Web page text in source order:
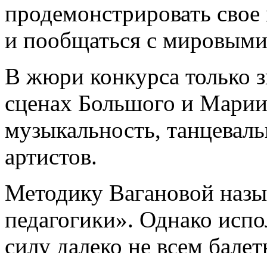
продемонстрировать
и пообщаться с мировыми
В жюри конкурса только
сценах Большого и
музыкальность,
артистов.
Методику Вагановой
педагогики». Однако
силу далеко не всем